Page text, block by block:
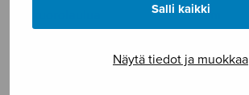
Salli kaikki
Näytä tiedot ja muokkaa
Gitam